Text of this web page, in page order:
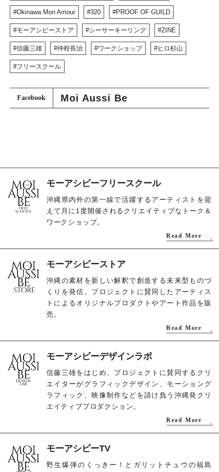
Okinawa Mon Amour 320 PROOF OF GUILD
モーアシビーストア シーサーキーリング ZINE
信藤三雄 仲程長治 ワークショップ ヒロ杉山
フリースクール
Moi Aussi Be
Facebook
モーアシビーフリースクール
沖縄県内外の第一線で活躍するアーティストを迎
えて月に1度開催されるクリエイティブなトーク＆
ワークショップ。
Read More
モーアシビーストア
沖縄の素材を新しい解釈で創造する未来型ものづ
くりを発信。プロジェクトに賛同したアーティス
トによるオリジナルプロダクトやアート作品を販
売。
Read More
モーアシビーデザインラボ
信藤三雄をはじめ、プロジェクトに賛同するクリ
エイターがグラフィックデザイン、モーショング
ラフィック、映像制作などを請け負う沖縄発クリ
エイティブプロダクション。
Read More
モーアシビーTV
野生爆弾のくっきー！とガリットチュウの福島